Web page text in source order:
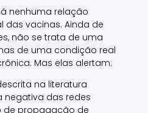
nenhuma relação
vacinas. Ainda de
não se trata de uma
de uma condição real
Mas elas alertam:
na literatura
negativa das redes
de propagação de